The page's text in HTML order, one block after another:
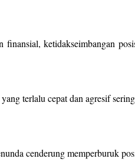
ketidakseimbangan
terlalu cepat dan agresif
cenderung memperburuk